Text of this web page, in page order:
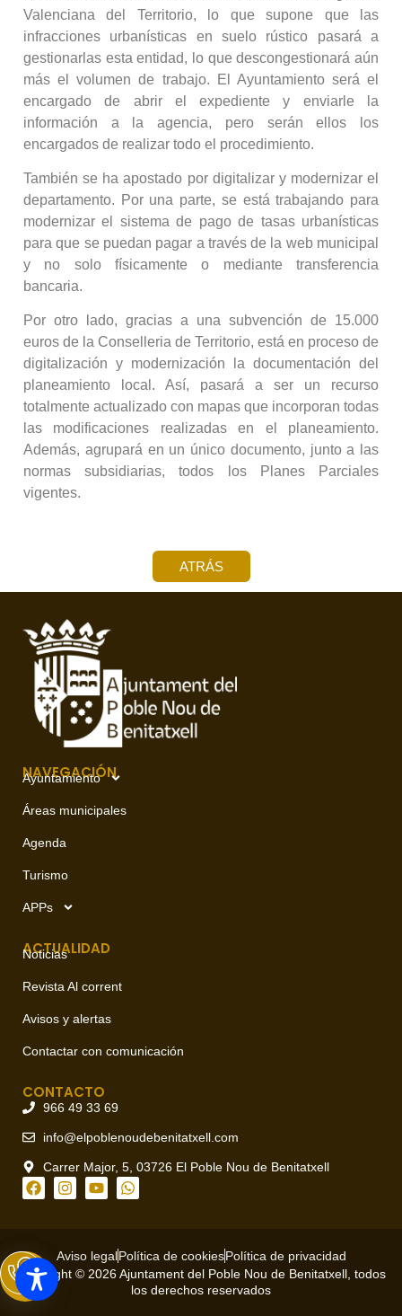
Valenciana del Territorio, lo que supone que las
infracciones urbanísticas en suelo rústico pasará a
gestionarlas esta entidad, lo que descongestionará aún
más el volumen de trabajo. El Ayuntamiento será el
encargado de abrir el expediente y enviarle la
información a la agencia, pero serán ellos los
encargados de realizar todo el procedimiento.
También se ha apostado por digitalizar y modernizar el
departamento. Por una parte, se está trabajando para
modernizar el sistema de pago de tasas urbanísticas
para que se puedan pagar a través de la web municipal
y no solo físicamente o mediante transferencia
bancaria.
Por otro lado, gracias a una subvención de 15.000
euros de la Conselleria de Territorio, está en proceso de
digitalización y modernización la documentación del
planeamiento local. Así, pasará a ser un recurso
totalmente actualizado con mapas que incorporan todas
las modificaciones realizadas en el planeamiento.
Además, agrupará en un único documento, junto a las
normas subsidiarias, todos los Planes Parciales
vigentes.
ATRÁS
NAVEGACIÓN
Ayuntamiento
Áreas municipales
Agenda
Turismo
APPs
ACTUALIDAD
Noticias
Revista Al corrent
Avisos y alertas
Contactar con comunicación
CONTACTO
966 49 33 69
info@elpoblenoudebenitatxell.com
Carrer Major, 5, 03726 El Poble Nou de Benitatxell
Aviso legalPolítica de cookiesPolítica de privacidad
Copyright © 2026 Ajuntament del Poble Nou de Benitatxell, todos
los derechos reservados